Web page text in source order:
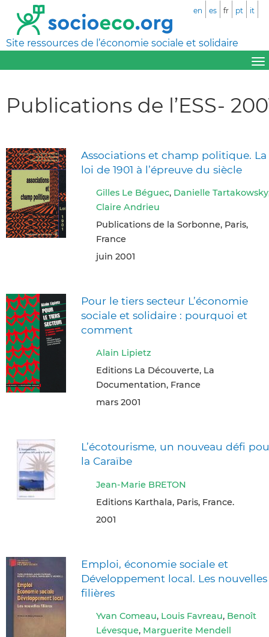
Site ressources de l’économie sociale et solidaire
en es fr pt it
Publications de l’ESS-
Associations et champ politique. La
loi de 1901 à l’épreuve du siècle
Gilles Le Béguec, Danielle Tartakowsky
Claire Andrieu
Publications de la Sorbonne, Paris,
France
juin 2001
Pour le tiers secteur L’économie
sociale et solidaire : pourquoi et
comment
Alain Lipietz
Editions La Découverte, La
Documentation, France
mars 2001
L’écotourisme, un nouveau défi
la Caraïbe
Jean-Marie BRETON
Editions Karthala, Paris, France.
2001
Emploi, économie sociale et
Développement local. Les nouvelles
filières
Yvan Comeau, Louis Favreau, Benoît
Lévesque, Marguerite Mendell